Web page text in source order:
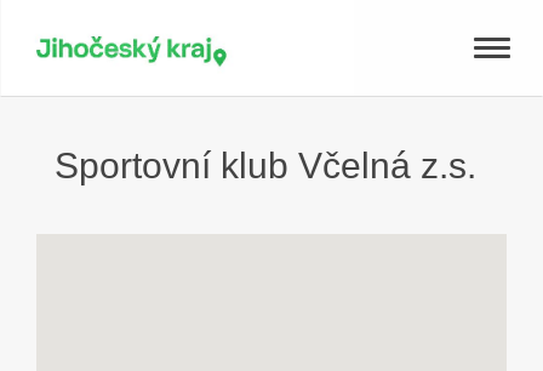
Toggle
Sportovní klub Včelná z.s.